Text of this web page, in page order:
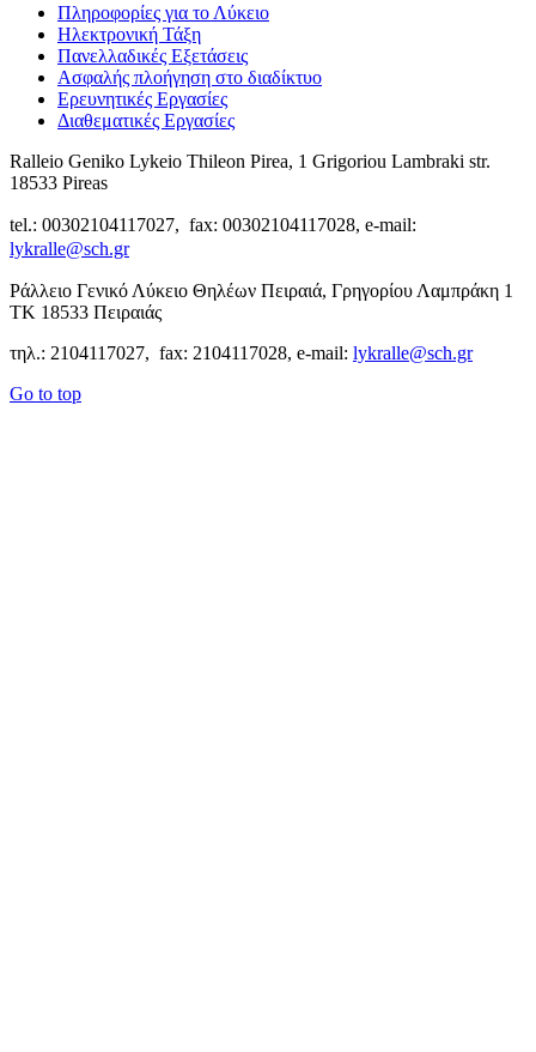
Πληροφορίες για το Λύκειο
Ηλεκτρονική Τάξη
Πανελλαδικές Εξετάσεις
Ασφαλής πλοήγηση στο διαδίκτυο
Ερευνητικές Εργασίες
Διαθεματικές Εργασίες
Ralleio Geniko Lykeio Thileon Pirea, 1 Grigoriou Lambraki str.
18533 Pireas
tel.: 00302104117027, fax: 00302104117028, e-mail:
lykralle@sch.gr
Ράλλειο Γενικό Λύκειο Θηλέων Πειραιά, Γρηγορίου Λαμπράκη 1
ΤΚ 18533 Πειραιάς
τηλ.: 2104117027, fax: 2104117028, e-mail: lykralle@sch.gr
Go to top